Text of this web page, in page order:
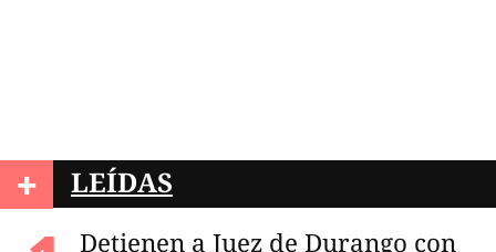
+ LEÍDAS
Detienen a Juez de Durango con